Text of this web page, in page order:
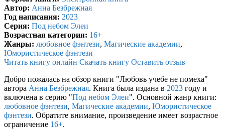
Автор: Анна Безбрежная
Год написания: 2023
Серия: Под небом Элеи
Возрастная категория: 16+
Жанры: любовное фэнтези, Магические академии,
Юмористическое фэнтези
Читать книгу онлайн Скачать книгу Оставить отзыв
Добро пожалась на обзор книги "Любовь учебе не помеха"
автора Анна Безбрежная. Книга была издана в 2023 году и
включена в серию "Под небом Элеи". Основной жанр книги:
любовное фэнтези, Магические академии, Юмористическое
фэнтези. Обратите внимание, произведение имеет возрастное
ограничение 16+.